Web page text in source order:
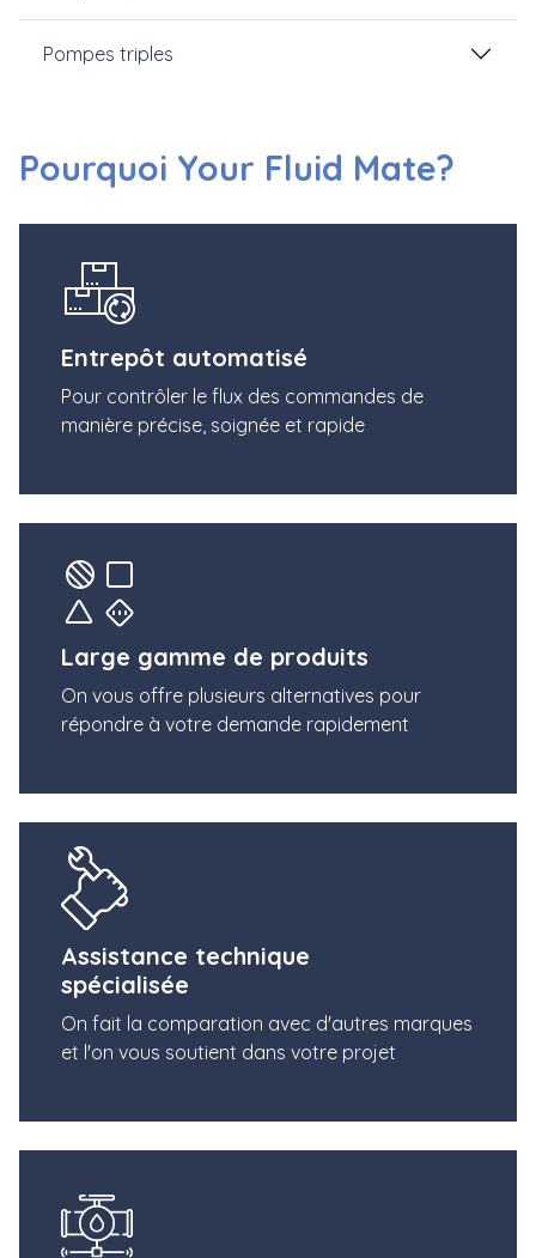
Pompes triples
Pourquoi Your Fluid Mate?
Entrepôt automatisé
Pour contrôler le flux des commandes de
manière précise, soignée et rapide
Large gamme de produits
On vous offre plusieurs alternatives pour
répondre à votre demande rapidement
Assistance technique
spécialisée
On fait la comparation avec d'autres marques
et l'on vous soutient dans votre projet